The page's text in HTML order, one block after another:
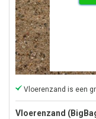
Vloerenzand